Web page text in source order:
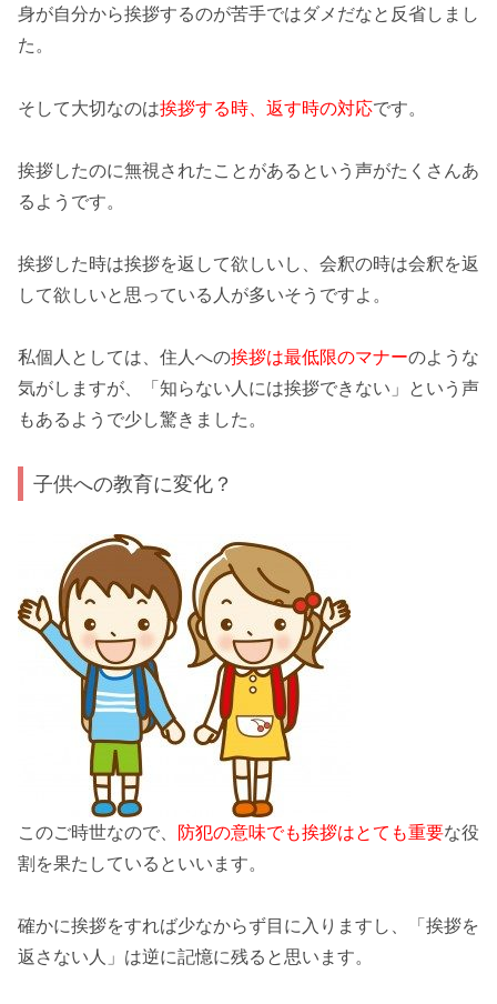
身が自分から挨拶するのが苦手ではダメだなと反省しまし
た。
そして大切なのは挨拶する時、返す時の対応です。
挨拶したのに無視された ことがあるという声がたくさんあ
るようです。
挨拶した時は挨拶を返して欲しいし、会釈の時は会釈を返
して欲しいと思っている人が多いそうですよ。
私個人としては、住人への挨拶は最低限のマナーのような
気がしますが、「 知らない人には挨拶できない 」という声
もあるようで少し驚きました。
子供への教育に変化？
このご時世なので、 防犯の意味でも挨拶はとても重要な役
割を果たしているといいます。
確かに挨拶をすれば少なからず目に入りますし、
「挨拶を
返さない人」は逆に記憶に残る と思います。